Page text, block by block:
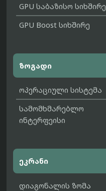
GPU საბაზისო სიხშირე
GPU Boost სიხშირე
ზოგადი
ოპერაციული სისტემა
სამომხმარებლო
ინტერფეისი
ეკრანი
დიაგონალის ზომა